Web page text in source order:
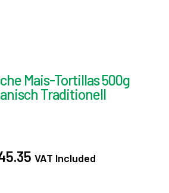
Mais-Tortillas 500g
Traditionell
VAT Included